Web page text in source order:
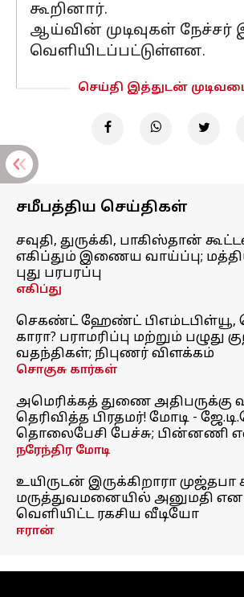
கூறினார்.
ஆய்வின் முடிவுகள் நேச்சர்
வெளியிடப்பட்டுள்ளன.
செய்தி இத்துடன்
சமீபத்திய செய்திகள்
சவுதி, துருக்கி, பாகிஸ்தான்
எகிப்தும் இணைய வாய்ப்பு;
புது பரபரப்பு
எகிப்து
செகண்ட் ஹேண்ட் பிஎம்டபிள்யூ,
காரா? பராமரிப்பு மற்றும் பழுது
வதந்திகள்; நிபுணர் விளக்கம்
சொகுசு கார்கள்
அமெரிக்கத் துணை அதிபருக்கு
தெரிவித்த பிரதமர்! மோடி -
தொலைபேசி பேச்சு; பின்னணி
நரேந்திர மோடி
உயிருடன் இருக்கிறாரா முஜ்தபா
மருத்துவமனையில் அனுமதி
வெளியிட்ட ரகசிய வீடியோ
ஈரான்